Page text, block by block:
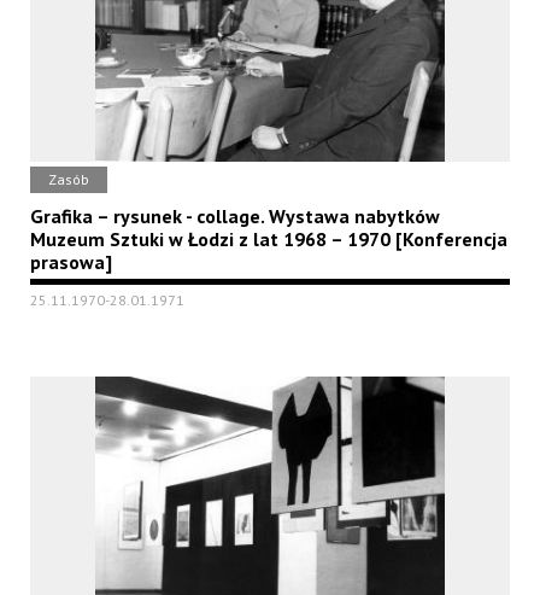
Zasób
Grafika – rysunek - collage. Wystawa nabytków
Muzeum Sztuki w Łodzi z lat 1968 – 1970 [Konferencja
prasowa]
25.11.1970-28.01.1971